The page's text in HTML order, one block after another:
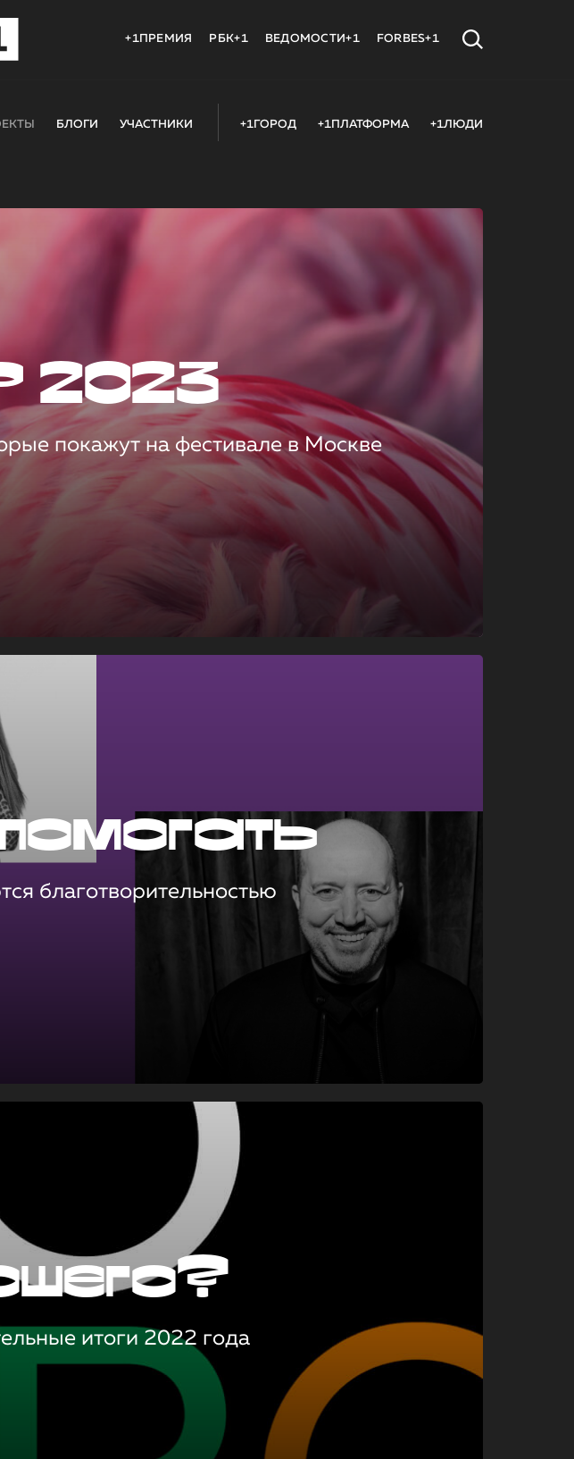
+1ПРЕМИЯ РБК+1 ВЕДОМОСТИ+1 FORBES+1
БЛОГИ УЧАСТНИКИ +1ГОРОД +1ПЛАТФОРМА +1ЛЮДИ
2023
покажут на фестивале в Москве
благотворительностью
итоги 2022 года